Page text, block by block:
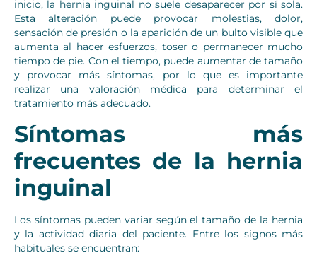
inicio, la hernia inguinal no suele desaparecer por sí sola.
Esta alteración puede provocar molestias, dolor,
sensación de presión o la aparición de un bulto visible que
aumenta al hacer esfuerzos, toser o permanecer mucho
tiempo de pie. Con el tiempo, puede aumentar de tamaño
y provocar más síntomas, por lo que es importante
realizar una valoración médica para determinar el
tratamiento más adecuado.
Síntomas más
frecuentes de la hernia
inguinal
Los síntomas pueden variar según el tamaño de la hernia
y la actividad diaria del paciente. Entre los signos más
habituales se encuentran: